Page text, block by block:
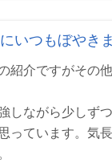
いつもぼやき
紹介ですがその
しながら少しず
っています。気